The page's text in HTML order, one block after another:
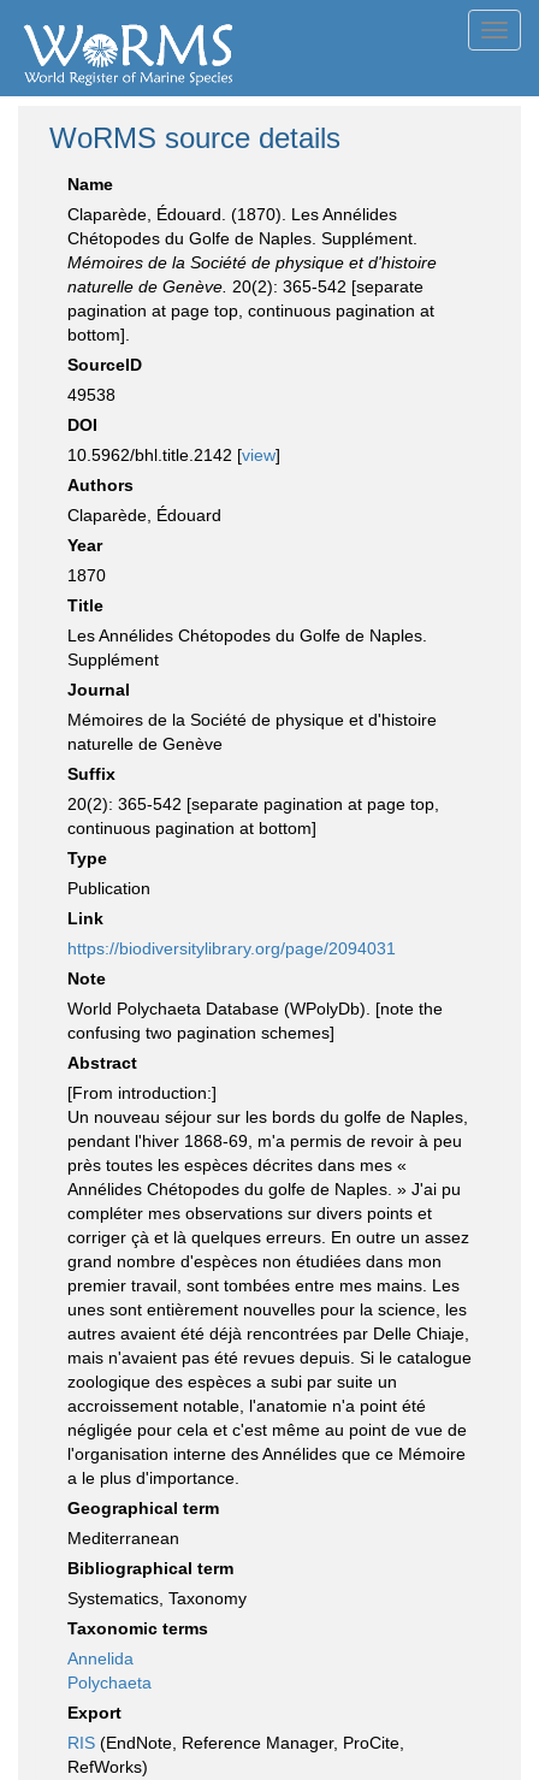
WoRMS source details
Name
Claparède, Édouard. (1870). Les Annélides
Chétopodes du Golfe de Naples. Supplément.
Mémoires de la Société de physique et d'histoire
naturelle de Genève. 20(2): 365-542 [separate
pagination at page top, continuous pagination at
bottom].
SourceID
49538
DOI
10.5962/bhl.title.2142 [view]
Authors
Claparède, Édouard
Year
1870
Title
Les Annélides Chétopodes du Golfe de Naples.
Supplément
Journal
Mémoires de la Société de physique et d'histoire
naturelle de Genève
Suffix
20(2): 365-542 [separate pagination at page top,
continuous pagination at bottom]
Type
Publication
Link
https://biodiversitylibrary.org/page/2094031
Note
World Polychaeta Database (WPolyDb). [note the
confusing two pagination schemes]
Abstract
[From introduction:]
Un nouveau séjour sur les bords du golfe de Naples,
pendant l'hiver 1868-69, m'a permis de revoir à peu
près toutes les espèces décrites dans mes «
Annélides Chétopodes du golfe de Naples. » J'ai pu
compléter mes observations sur divers points et
corriger çà et là quelques erreurs. En outre un assez
grand nombre d'espèces non étudiées dans mon
premier travail, sont tombées entre mes mains. Les
unes sont entièrement nouvelles pour la science, les
autres avaient été déjà rencontrées par Delle Chiaje,
mais n'avaient pas été revues depuis. Si le catalogue
zoologique des espèces a subi par suite un
accroissement notable, l'anatomie n'a point été
négligée pour cela et c'est même au point de vue de
l'organisation interne des Annélides que ce Mémoire
a le plus d'importance.
Geographical term
Mediterranean
Bibliographical term
Systematics, Taxonomy
Taxonomic terms
Annelida
Polychaeta
Export
RIS (EndNote, Reference Manager, ProCite,
RefWorks)